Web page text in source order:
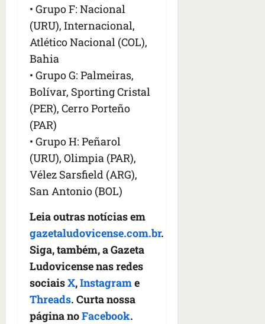
• Grupo F: Nacional
(URU), Internacional,
Atlético Nacional (COL),
Bahia
• Grupo G: Palmeiras,
Bolívar, Sporting Cristal
(PER), Cerro Porteño
(PAR)
• Grupo H: Peñarol
(URU), Olimpia (PAR),
Vélez Sarsfield (ARG),
San Antonio (BOL)
Leia outras notícias em
gazetaludovicense.com.br.
Siga, também, a Gazeta
Ludovicense nas redes
sociaisX,Instagrame
Threads. Curta nossa
página noFacebook.